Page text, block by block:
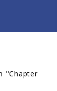
''Chapter